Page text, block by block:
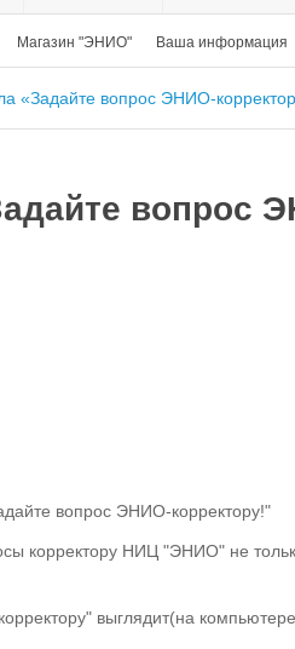
Магазин "ЭНИО" Ваша информация
«Задайте вопрос ЭНИО-
вопрос
вопрос ЭНИО-корректору!"
корректору НИЦ "ЭНИО" не
выглядит(на